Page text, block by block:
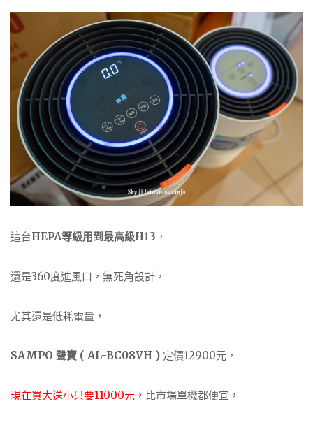
這台HEPA等級用到最高級H13 ，
還是360度進風口，無死角設計，
尤其還是低耗電量，
SAMPO 聲寶 ( AL-BC08VH ) 定價12900元，
現在買大送小只要11000元， 比市場單機都便宜，